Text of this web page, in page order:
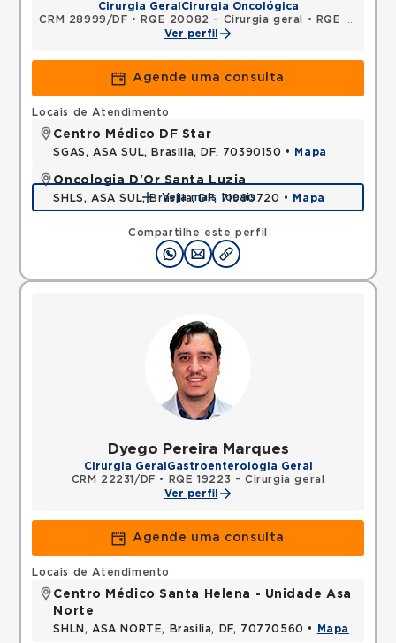
Cirurgia Geral Cirurgia Oncológica
CRM 28999/DF • RQE 20082 - Cirurgia geral •
RQE 20083 - Cirurgia oncológica
Ver perfil
Agende uma consulta
Compartilhe este perfil
Locais de Atendimento
Centro Médico DF Star
SGAS, ASA SUL, Brasilia, DF, 70390150 • Mapa
Oncologia D'Or Santa Luzia
SHLS, ASA SUL, Brasilia, DF, 71990720 • Mapa
Veja mais locais
Dyego Pereira Marques
Cirurgia Geral Gastroenterologia Geral
CRM 22231/DF •
RQE 19223 - Cirurgia geral
Ver perfil
Agende uma consulta
Locais de Atendimento
Centro Médico Santa Helena - Unidade Asa
Norte
SHLN, ASA NORTE, Brasilia, DF, 70770560 • Mapa